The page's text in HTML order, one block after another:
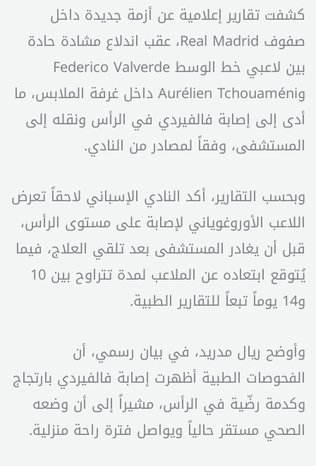
كشفت تقارير إعلامية عن أزمة جديدة داخل
صفوف Real Madrid، عقب اندلاع مشادة حادة
بين لاعبي خط الوسط Federico Valverde
وAurélien Tchouaméni داخل غرفة الملابس، ما
أدى إلى إصابة فالفيردي في الرأس ونقله إلى
المستشفى، وفقاً لمصادر من النادي.
وبحسب التقارير، أكد النادي الإسباني لاحقاً تعرض
اللاعب الأوروغوياني لإصابة على مستوى الرأس،
قبل أن يغادر المستشفى بعد تلقي العلاج، فيما
يُتوقع ابتعاده عن الملاعب لمدة تتراوح بين 10
و14 يوماً تبعاً للتقارير الطبية.
وأوضح ريال مدريد، في بيان رسمي، أن
الفحوصات الطبية أظهرت إصابة فالفيردي بارتجاج
وكدمة رضّية في الرأس، مشيراً إلى أن وضعه
الصحي مستقر حالياً ويواصل فترة راحة منزلية.